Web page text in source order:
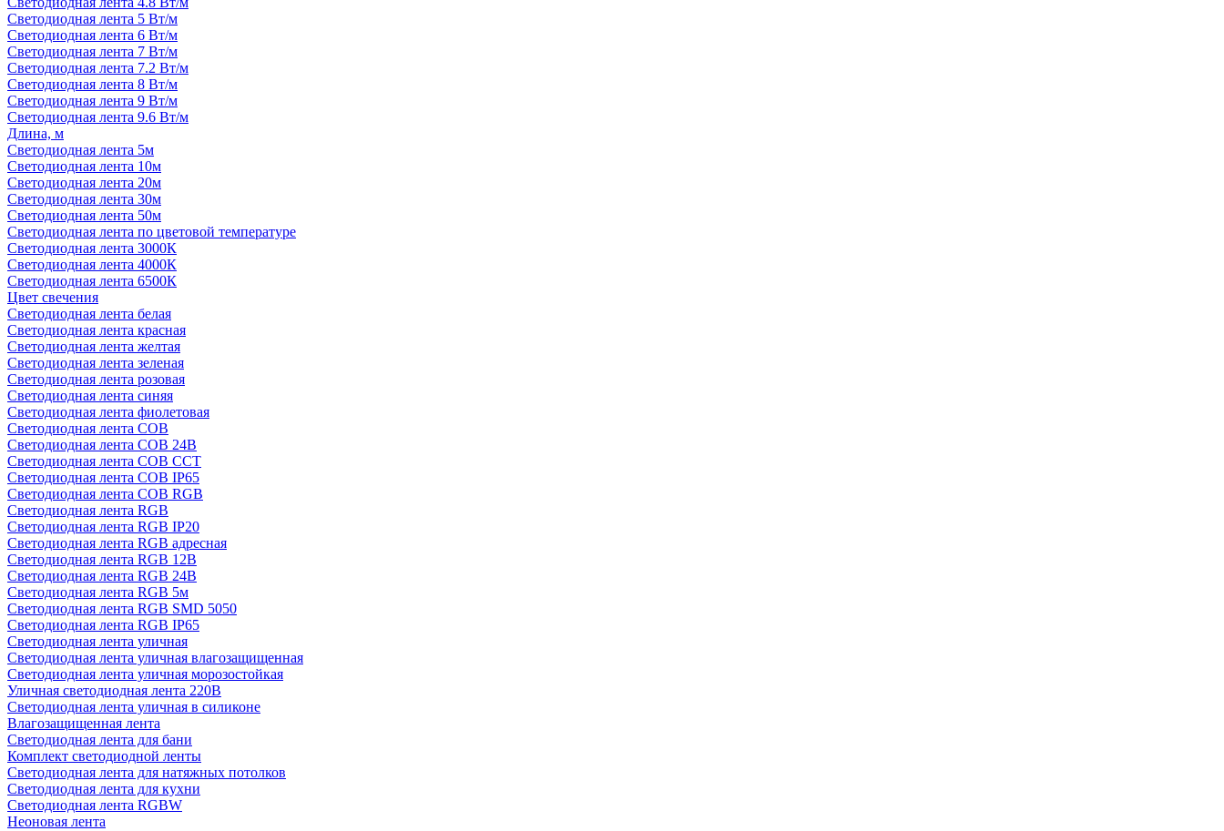
Светодиодная лента 5 Вт/м
Светодиодная лента 6 Вт/м
Светодиодная лента 7 Вт/м
Светодиодная лента 7.2 Вт/м
Светодиодная лента 8 Вт/м
Светодиодная лента 9 Вт/м
Светодиодная лента 9.6 Вт/м
Длина, м
Светодиодная лента 5м
Светодиодная лента 10м
Светодиодная лента 20м
Светодиодная лента 30м
Светодиодная лента 50м
Светодиодная лента по цветовой температуре
Светодиодная лента 3000К
Светодиодная лента 4000К
Светодиодная лента 6500К
Цвет свечения
Светодиодная лента белая
Светодиодная лента красная
Светодиодная лента желтая
Светодиодная лента зеленая
Светодиодная лента розовая
Светодиодная лента синяя
Светодиодная лента фиолетовая
Светодиодная лента COB
Светодиодная лента COB 24В
Светодиодная лента COB CCT
Светодиодная лента COB IP65
Светодиодная лента COB RGB
Светодиодная лента RGB
Светодиодная лента RGB IP20
Светодиодная лента RGB адресная
Светодиодная лента RGB 12В
Светодиодная лента RGB 24В
Светодиодная лента RGB 5м
Светодиодная лента RGB SMD 5050
Светодиодная лента RGB IP65
Светодиодная лента уличная
Светодиодная лента уличная влагозащищенная
Светодиодная лента уличная морозостойкая
Уличная светодиодная лента 220В
Светодиодная лента уличная в силиконе
Влагозащищенная лента
Светодиодная лента для бани
Комплект светодиодной ленты
Светодиодная лента для натяжных потолков
Светодиодная лента для кухни
Светодиодная лента RGBW
Неоновая лента